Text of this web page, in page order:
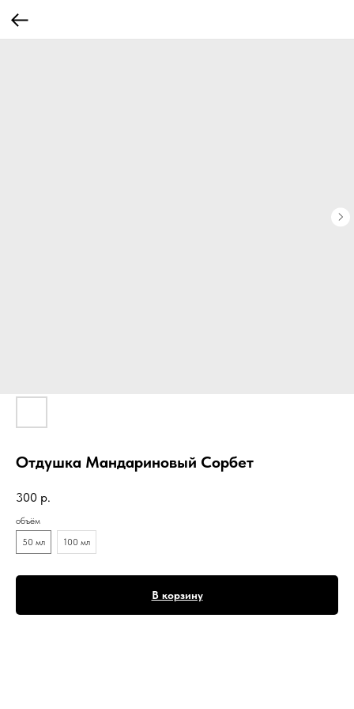
Отдушка Мандариновый Сорбет
300 р.
объём
50 мл
100 мл
В корзину